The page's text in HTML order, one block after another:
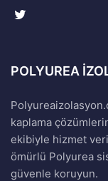
POLYUREA
kaplama
ekibiyle hizmet
ömürlü Polyurea
güvenle koruyun.